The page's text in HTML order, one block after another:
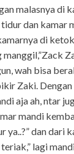
malasnya di
dan kamar
di
manggil,”Zack
wah bisa
Zaki.
aja ah, ntar
mandi
ya..?” dan dari
lagi